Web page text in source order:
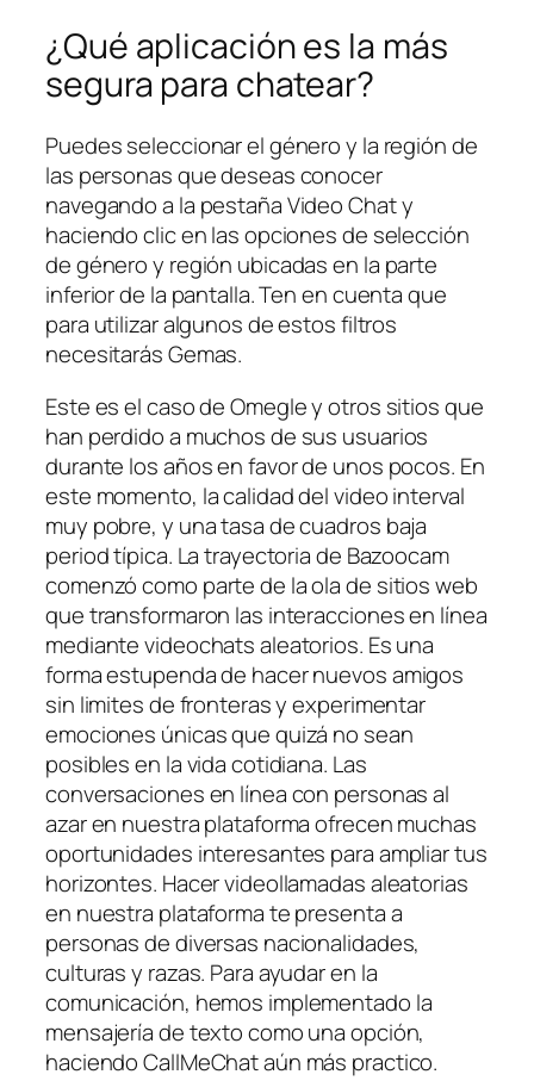
¿Qué aplicación es la más
segura para chatear?
Puedes seleccionar el género y la región de
las personas que deseas conocer
navegando a la pestaña Video Chat y
haciendo clic en las opciones de selección
de género y región ubicadas en la parte
inferior de la pantalla. Ten en cuenta que
para utilizar algunos de estos filtros
necesitarás Gemas.
Este es el caso de Omegle y otros sitios que
han perdido a muchos de sus usuarios
durante los años en favor de unos pocos. En
este momento, la calidad del video interval
muy pobre, y una tasa de cuadros baja
period típica. La trayectoria de Bazoocam
comenzó como parte de la ola de sitios web
que transformaron las interacciones en línea
mediante videochats aleatorios. Es una
forma estupenda de hacer nuevos amigos
sin limites de fronteras y experimentar
emociones únicas que quizá no sean
posibles en la vida cotidiana. Las
conversaciones en línea con personas al
azar en nuestra plataforma ofrecen muchas
oportunidades interesantes para ampliar tus
horizontes. Hacer videollamadas aleatorias
en nuestra plataforma te presenta a
personas de diversas nacionalidades,
culturas y razas. Para ayudar en la
comunicación, hemos implementado la
mensajería de texto como una opción,
haciendo CallMeChat aún más practico.